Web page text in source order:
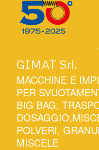
GIMAT Srl.
MACCHINE E
PER
BIG BAG,
POLVERI,
MISCELE